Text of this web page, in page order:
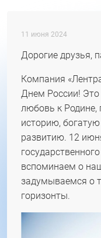
11 июня 2024
Дорогие друзья,
Компания
Днем России!
любовь к Родине,
историю,
развитию. 12
вспоминаем о
задумываемся о
горизонты.